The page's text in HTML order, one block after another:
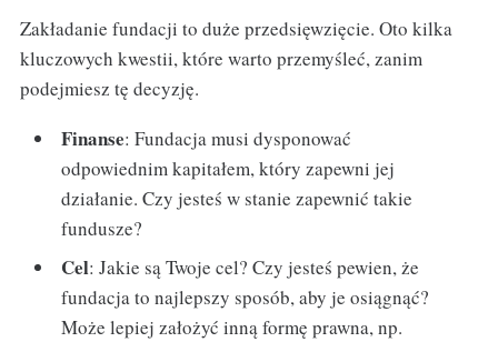
Zakładanie fundacji to duże przedsięwzięcie. Oto kilka
kluczowych kwestii, które warto przemyśleć, zanim
podejmiesz tę decyzję.
Finanse: Fundacja musi dysponować
odpowiednim kapitałem, który zapewni jej
działanie. Czy jesteś w stanie zapewnić takie
fundusze?
Cel: Jakie są Twoje cel? Czy jesteś pewien, że
fundacja to najlepszy sposób, aby je osiągnąć?
Może lepiej założyć inną formę prawna, np.